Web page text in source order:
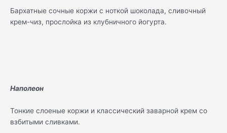
Бархатные сочные коржи с ноткой шоколада, сливочный
крем-чиз, прослойка из клубничного йогурта.
Наполеон
Тонкие слоеные коржи и классический заварной крем со
взбитыми сливками.